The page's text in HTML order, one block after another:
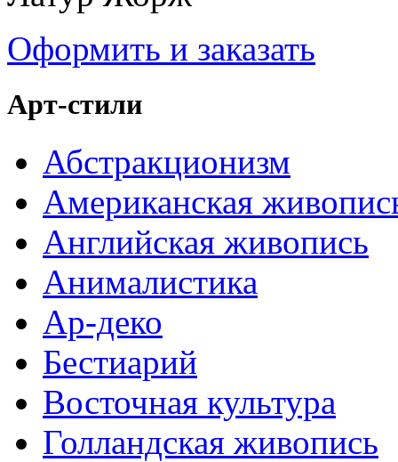
Оформить и заказать
Арт-стили
Абстракционизм
Американская
Английская живопись
Анималистика
Ар-деко
Бестиарий
Восточная культура
Голландская живопись